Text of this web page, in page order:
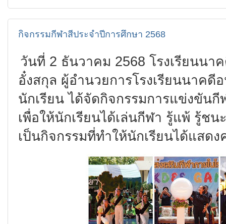
กิจกรรมกีฬาสีประจำปีการศึกษา 2568
วันที่ 2 ธันวาคม 2568 โรงเรียนน
อั๋งสกุล ผู้อำนวยการโรงเรียนนาค
นักเรียน ได้จัดกิจกรรมการแข่งขัน
เพื่อให้นักเรียนได้เล่นกีฬา รู้แพ้ รู้ช
เป็นกิจกรรมที่ทำให้นักเรียนได้แสด